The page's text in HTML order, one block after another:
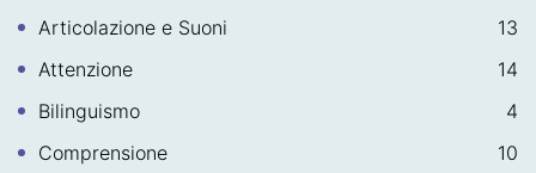
Articolazione e Suoni
13
Attenzione
14
Bilinguismo
4
Comprensione
10